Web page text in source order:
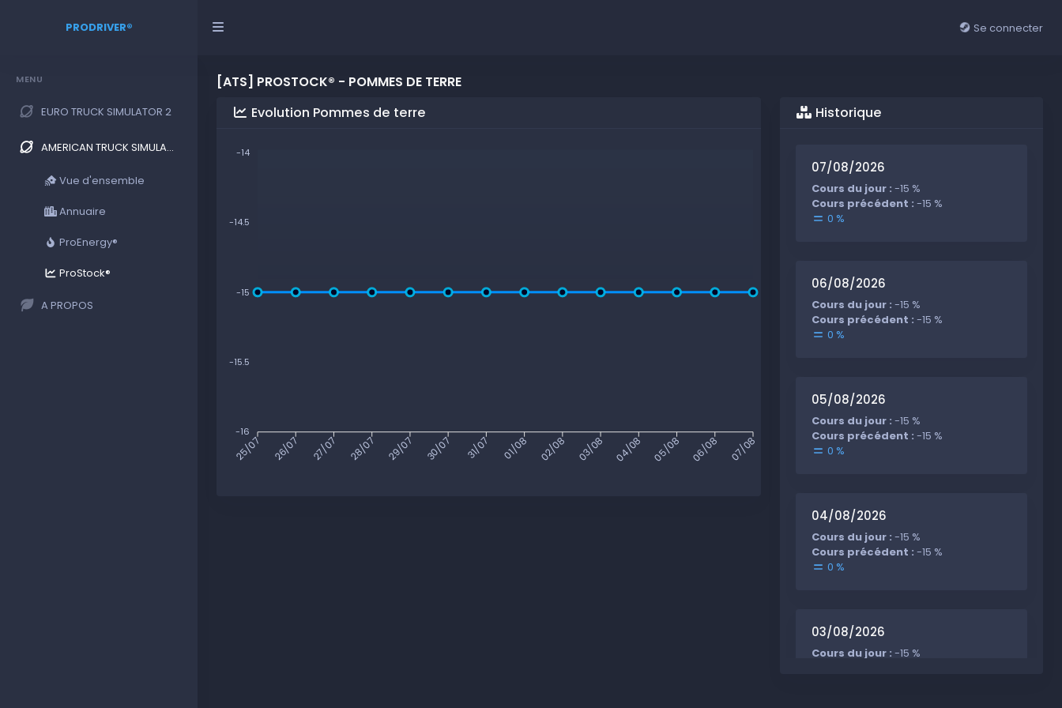
PRODRIVER® Se connecter
MENU
EURO TRUCK SIMULATOR 2
AMERICAN TRUCK SIMULATOR
Vue d'ensemble
Annuaire
ProEnergy®
ProStock®
A PROPOS
[ATS] PROSTOCK® - POMMES DE TERRE
Evolution Pommes de terre
-14
-14.5
-15
-15.5
-16
25/07 26/07 27/07 28/07 29/07 30/07 31/07 01/08 02/08 03/08 04/08 05/08 06/08 07/08
Historique
07/08/2026
Cours du jour :-15 %
Cours précédent :-15 %
0 %
06/08/2026
Cours du jour :-15 %
Cours précédent :-15 %
0 %
05/08/2026
Cours du jour :-15 %
Cours précédent :-15 %
0 %
04/08/2026
Cours du jour :-15 %
Cours précédent :-15 %
0 %
03/08/2026
Cours du jour :-15 %